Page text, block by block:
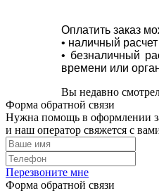
Оплатить заказ
• наличный
• безналичный
времени или
Вы недавно
Форма обратной связи
Нужна помощь в оформлении
и наш оператор свяжется с
Перезвоните мне
Форма обратной связи